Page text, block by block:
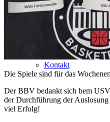
Service
Kontakt
Die Spiele sind für das
Der BBV bedankt sich bem
der Durchführung der
viel Erfolg!